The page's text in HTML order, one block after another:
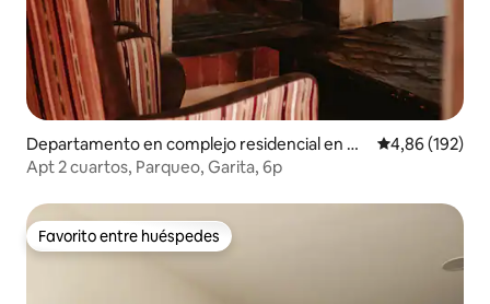
Departamento en complejo residencial en An
tigua Guatemala
Calificación
4,86 (192)
Apt 2 cuartos, Parqueo, Garita, 6p
Favorito entre huéspedes
Favorito entre huéspedes